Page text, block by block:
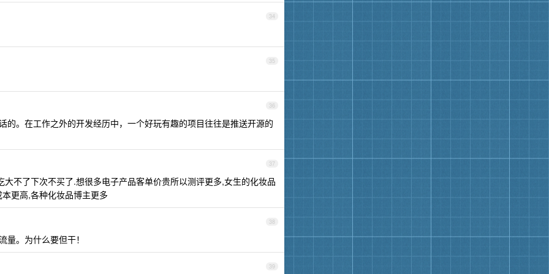
34
35
36
的。在工作之外的开发经历中，一个好玩有趣的项目往往是推送开源的
37
不了下次不买了.想很多电子产品客单价贵所以测评更多,女生的化妆品
更高,各种化妆品博主更多
38
量。为什么要但干！
39